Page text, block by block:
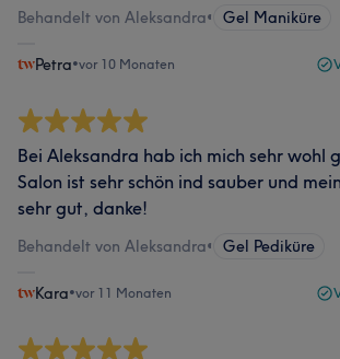
Behandelt von Aleksandra• Gel Maniküre
Petra•vor 10 Monaten
Bei Aleksandra hab ich mich sehr wohl
Salon ist sehr schön ind sauber und
sehr gut, danke!
Behandelt von Aleksandra• Gel Pediküre
Kara•vor 11 Monaten